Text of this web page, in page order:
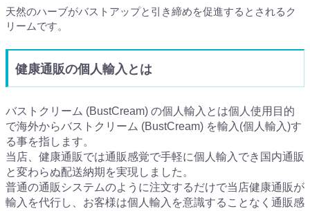
天然のハーブがバストアップと引き締めを促進するとされるク
リームです。
健康通販の個人輸入とは
バストクリーム (BustCream) の個人輸入とは個人使用目的
で海外からバストクリーム (BustCream) を輸入(個人輸入)す
る事を指します。
当店、健康通販では通販感覚で手軽に個人輸入でき国内通販
と変わらぬ配送納期を実現しました。
普通の通販システムのように注文するだけで当店健康通販が
輸入を代行し、お客様は個人輸入を意識することなく通販感